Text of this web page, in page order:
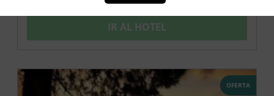
IR AL HOTEL
OFERTA